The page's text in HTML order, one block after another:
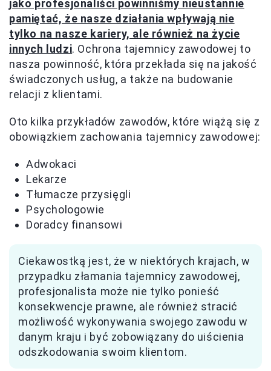
jako profesjonaliści powinniśmy nieustannie
pamiętać, że nasze działania wpływają nie
tylko na nasze kariery, ale również na życie
innych ludzi. Ochrona tajemnicy zawodowej to
nasza powinność, która przekłada się na jakość
świadczonych usług, a także na budowanie
relacji z klientami.
Oto kilka przykładów zawodów, które wiążą się z
obowiązkiem zachowania tajemnicy zawodowej:
Adwokaci
Lekarze
Tłumacze przysięgli
Psychologowie
Doradcy finansowi
Ciekawostką jest, że w niektórych krajach, w
przypadku złamania tajemnicy zawodowej,
profesjonalista może nie tylko ponieść
konsekwencje prawne, ale również stracić
możliwość wykonywania swojego zawodu w
danym kraju i być zobowiązany do uiścienia
odszkodowania swoim klientom.